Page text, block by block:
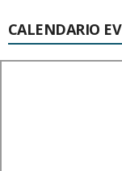
CALENDARIO